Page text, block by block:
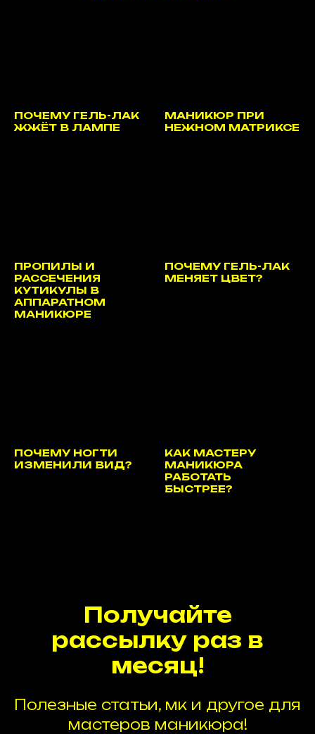
ПОЧЕМУ ГЕЛЬ-ЛАК
ЖЖЁТ В ЛАМПЕ
МАНИКЮР ПРИ
НЕЖНОМ МАТРИКСЕ
ПРОПИЛЫ И
РАССЕЧЕНИЯ
КУТИКУЛЫ В
АППАРАТНОМ
МАНИКЮРЕ
ПОЧЕМУ ГЕЛЬ-ЛАК
МЕНЯЕТ ЦВЕТ?
ПОЧЕМУ НОГТИ
ИЗМЕНИЛИ ВИД?
КАК МАСТЕРУ
МАНИКЮРА
РАБОТАТЬ
БЫСТРЕЕ?
Получайте
рассылку раз в
месяц!
Полезные статьи, мк и другое для
мастеров маникюра!